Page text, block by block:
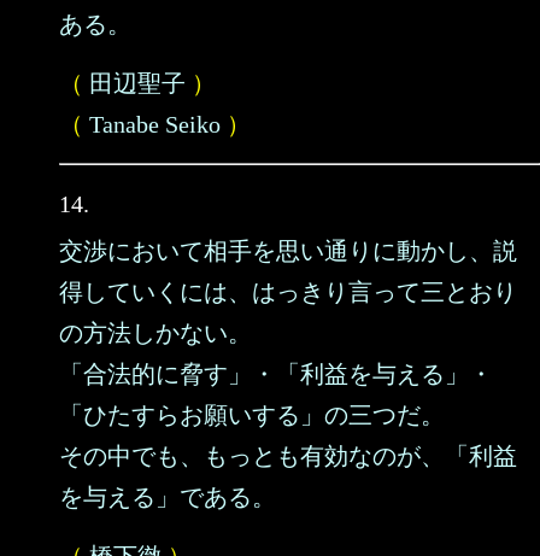
ある。
（ 田辺聖子 ）
（ Tanabe Seiko ）
14.
交渉において相手を思い通りに動かし、説
得していくには、はっきり言って三とおり
の方法しかない。
「合法的に脅す」・「利益を与える」・
「ひたすらお願いする」の三つだ。
その中でも、もっとも有効なのが、「利益
を与える」である。